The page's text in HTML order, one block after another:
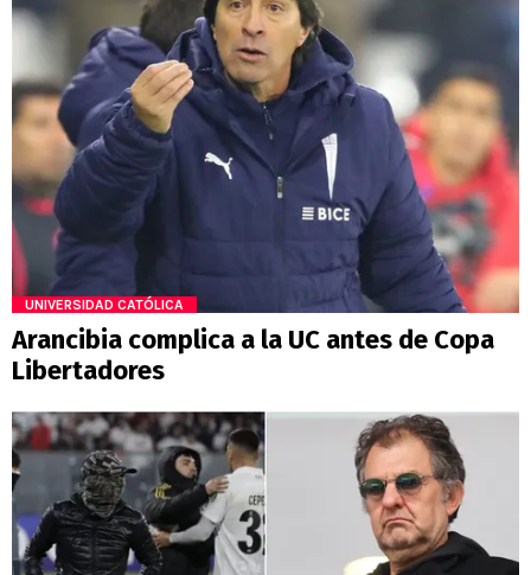
UNIVERSIDAD CATÓLICA
Arancibia complica a la UC antes de Copa
Libertadores